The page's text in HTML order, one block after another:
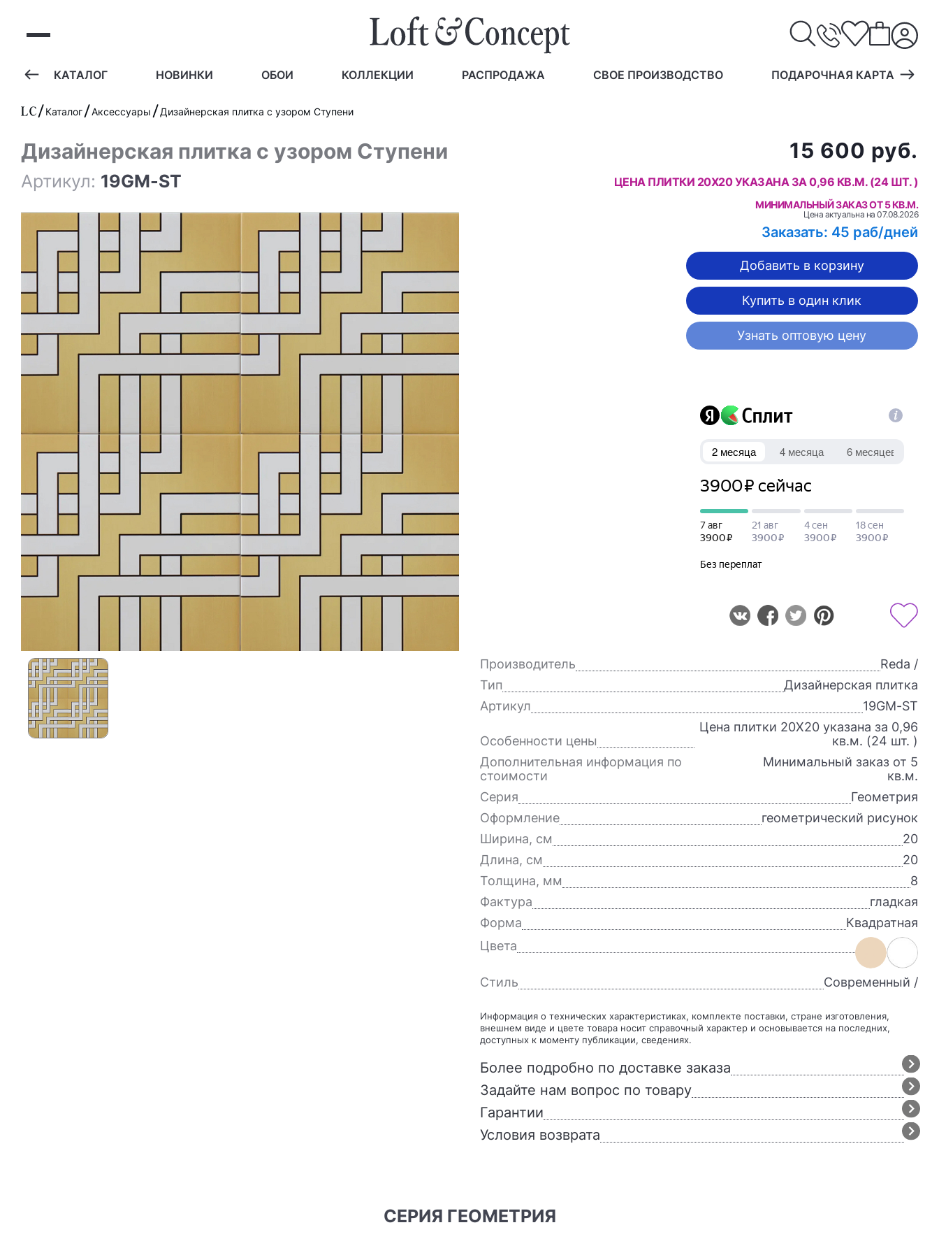
КАТАЛОГ НОВИНКИ ОБОИ КОЛЛЕКЦИИ РАСПРОДАЖА СВОЕ ПРОИЗВОДСТВО ПОДАРОЧНАЯ КАРТА
Каталог Аксессуары Дизайнерская плитка с узором Ступени
Дизайнерская плитка с узором Ступени
Артикул: 19GM-ST
15 600 руб.
ЦЕНА ПЛИТКИ 20X20 УКАЗАНА ЗА 0,96 КВ.М. (24 ШТ. )
МИНИМАЛЬНЫЙ ЗАКАЗ ОТ 5 КВ.М.
Цена актуальна на 07.08.2026
Заказать: 45 раб/дней
Добавить в корзину
Купить в один клик
Узнать оптовую цену
Производитель
Reda /
Тип
Дизайнерская плитка
Артикул
19GM-ST
Особенности цены
Цена плитки 20X20 указана за 0,96
кв.м. (24 шт. )
Дополнительная информация по
стоимости
Минимальный заказ от 5
кв.м.
Серия
Геометрия
Оформление
геометрический рисунок
Ширина, см
20
Длина, см
20
Толщина, мм
8
Фактура
гладкая
Форма
Квадратная
Цвета
Стиль Современный /
Информация о технических характеристиках, комплекте поставки, стране изготовления,
внешнем виде и цвете товара носит справочный характер и основывается на последних,
доступных к моменту публикации, сведениях.
Более подробно по доставке заказа
Задайте нам вопрос по товару
Гарантии
Условия возврата
СЕРИЯ ГЕОМЕТРИЯ